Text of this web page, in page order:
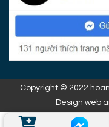
Copyright © 2022
Design web